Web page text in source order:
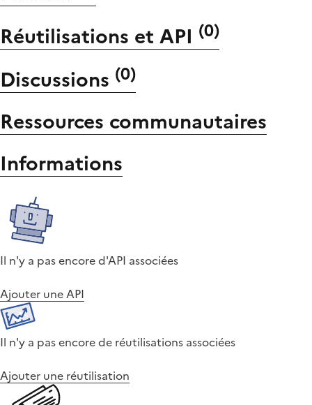
Réutilisations et API (0)
Discussions (0)
Ressources communautaires
Informations
Il n'y a pas encore d'API associées
Ajouter une API
Il n'y a pas encore de réutilisations associées
Ajouter une réutilisation